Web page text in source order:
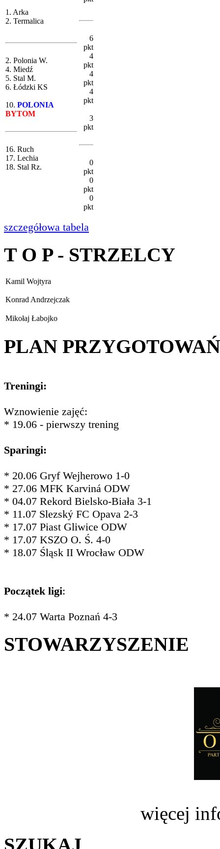
1. Arka
2. Termalica
2. Polonia W.
4. Miedź
5. Stal M.
6. Łódzki KS
10. POLONIA
BYTOM
16. Ruch
17. Lechia
18. Stal Rz.
6
pkt
4
pkt
4
pkt
4
pkt
3
pkt
0
pkt
0
pkt
0
pkt
szczegółowa tabela
T O P - STRZELCY
Kamil Wojtyra
Konrad Andrzejczak
Mikołaj Łabojko
PLAN PRZYGOTOWAŃ
Treningi:
Wznowienie zajęć:
* 19.06 - pierwszy trening
Sparingi:
* 20.06 Gryf Wejherowo 1-0
* 27.06 MFK Karviná ODW
* 04.07 Rekord Bielsko-Biała 3-1
* 11.07 Slezský FC Opava 2-3
* 17.07 Piast Gliwice ODW
* 17.07 KSZO O. Ś. 4-0
* 18.07 Śląsk II Wrocław ODW
Początek ligi:
* 24.07 Warta Poznań 4-3
STOWARZYSZENIE
więcej